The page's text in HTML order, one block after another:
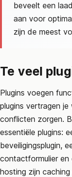
beveelt een
aan voor
zijn de meest
Te veel
Plugins voegen
plugins vertragen
conflicten zorgen.
essentiële plugins:
beveiligingsplugin,
contactformulier en
hosting zijn